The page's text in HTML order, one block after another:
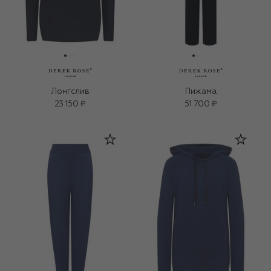
Лонгслив
23 150 ₽
Пижама
51 700 ₽